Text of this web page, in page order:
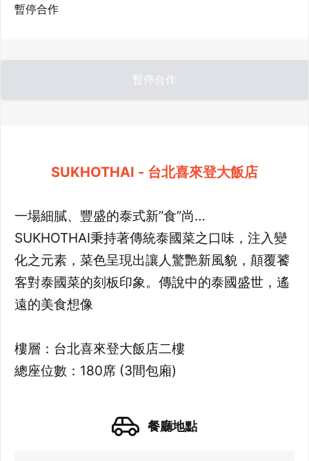
暫停合作
暫停合作
SUKHOTHAI - 台北喜來登大飯店
一場細膩、豐盛的泰式新”食”尚…
SUKHOTHAI秉持著傳統泰國菜之口味，注入變
化之元素，菜色呈現出讓人驚艷新風貌，顛覆饕
客對泰國菜的刻板印象。傳說中的泰國盛世，遙
遠的美食想像
樓層：台北喜來登大飯店二樓
總座位數：180席 (3間包廂)
餐廳地點